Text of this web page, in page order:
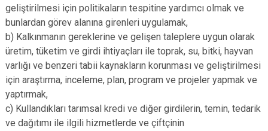
geliştirilmesi için politikaların tespitine yardımcı olmak ve
bunlardan görev alanına girenleri uygulamak,
b) Kalkınmanın gereklerine ve gelişen taleplere uygun olarak
üretim, tüketim ve girdi ihtiyaçları ile toprak, su, bitki, hayvan
varlığı ve benzeri tabii kaynakların korunması ve geliştirilmesi
için araştırma, inceleme, plan, program ve projeler yapmak ve
yaptırmak,
c) Kullandıkları tarımsal kredi ve diğer girdilerin, temin, tedarik
ve dağıtımı ile ilgili hizmetlerde ve çiftçinin